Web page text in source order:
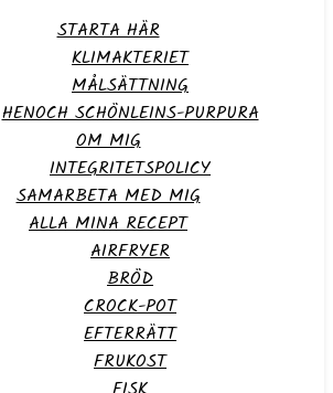
STARTA HÄR
KLIMAKTERIET
MÅLSÄTTNING
HENOCH SCHÖNLEINS-PURPURA
OM MIG
INTEGRITETSPOLICY
SAMARBETA MED MIG
ALLA MINA RECEPT
AIRFRYER
BRÖD
CROCK-POT
EFTERRÄTT
FRUKOST